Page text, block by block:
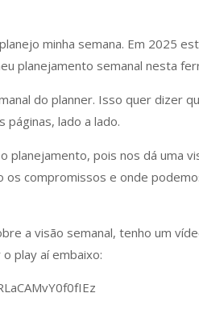
minha semana. Em 2025
planejamento semanal nesta
do planner. Isso quer dizer
páginas, lado a lado.
planejamento, pois nos dá uma
os compromissos e onde
a visão semanal, tenho um
play aí embaixo: